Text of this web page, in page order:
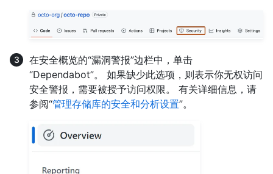
在安全概览的“漏洞警报”边栏中，单击
“Dependabot”。 如果缺少此选项，则表示你无权访问
安全警报，需要被授予访问权限。 有关详细信息，请
参阅“管理存储库的安全和分析设置”。